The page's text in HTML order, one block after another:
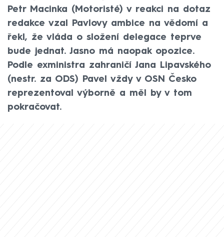
Petr Macinka (Motoristé) v reakci na dotaz
redakce vzal Pavlovy ambice na vědomí a
řekl, že vláda o složení delegace teprve
bude jednat. Jasno má naopak opozice.
Podle exministra zahraničí Jana Lipavského
(nestr. za ODS) Pavel vždy v OSN Česko
reprezentoval výborně a měl by v tom
pokračovat.